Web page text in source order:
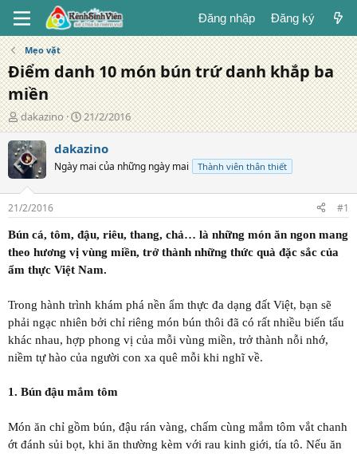
Đăng nhập Đăng ký
Mẹo vặt
Điểm danh 10 món bún trứ danh khắp ba
miền
T
á
c
g
i
ả
dakazino
N
g
à
đ
g
21/2/2016
dakazino
Ngày mai của những ngày mai Thành viên thân thiết
21/2/2016 #1
Bún cá, tôm, đậu, riêu, thang, chả… là những món ăn ngon mang
theo hương vị vùng miền, trở thành những thức quà đặc sắc của
ẩm thực Việt Nam.
Trong hành trình khám phá nền ẩm thực đa dạng đất Việt, bạn sẽ
phải ngạc nhiên bởi chỉ riêng món bún thôi đã có rất nhiều biến tấu
khác nhau, hợp phong vị của mỗi vùng miền, trở thành nỗi nhớ,
niềm tự hào của người con xa quê mỗi khi nghĩ về.
1. Bún đậu mắm tôm
Món ăn chỉ gồm bún, đậu rán vàng, chấm cùng mắm tôm vắt chanh
ớt đánh sủi bọt, khi ăn thường kèm với rau kinh giới, tía tô. Nếu ăn